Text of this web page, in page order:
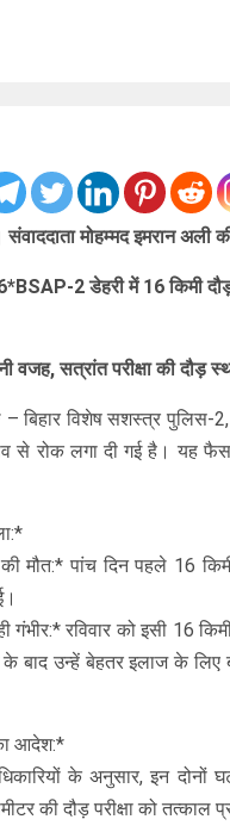
मोहम्मद इमरान अली की
2 डेहरी में 16 किमी दौड़
वजह, सत्रांत परीक्षा की दौड़
– बिहार विशेष सशस्त्र पुलिस-2,
से रोक लगा दी गई है। यह
मौत:* पांच दिन पहले 16
गंभीर:* रविवार को इसी 16
बाद उन्हें बेहतर इलाज के लिए
आदेश:*
के अनुसार, इन दोनों
की दौड़ परीक्षा को